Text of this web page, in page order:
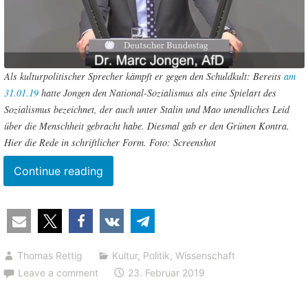
Als kulturpolitischer Sprecher kämpft er gegen den Schuldkult: Bereits am
31.01.19hatte Jongen den National-Sozialismus als eine Spielart des
Sozialismus bezeichnet, der auch unter Stalin und Mao unendliches Leid
über die Menschheit gebracht habe. Diesmal gab er den Grünen Kontra.
Hier die Rede in schriftlicher Form. Foto: Screenshot
Continue reading
des
Schuldkomplexes
durch
unseres
Thomas Rettig Kultur, Politik, Wissenschaft
Leave a comment
23. Februar 2019